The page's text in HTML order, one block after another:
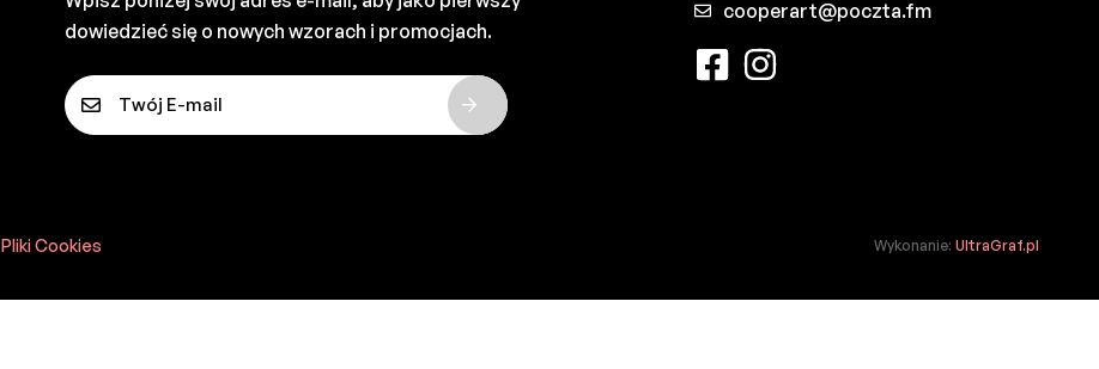
dowiedzieć się o nowych wzorach i promocjach.
E
-
l
cooperart@poczta.fm
Pliki Cookies Wykonanie: UltraGraf.pl